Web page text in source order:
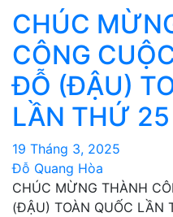
CHÚC
CÔNG
ĐỖ (ĐẬU)
LẦN THỨ 25
19 Tháng 3, 2025
Đỗ Quang Hòa
CHÚC MỪNG THÀNH
(ĐẬU) TOÀN QUỐC LẦN